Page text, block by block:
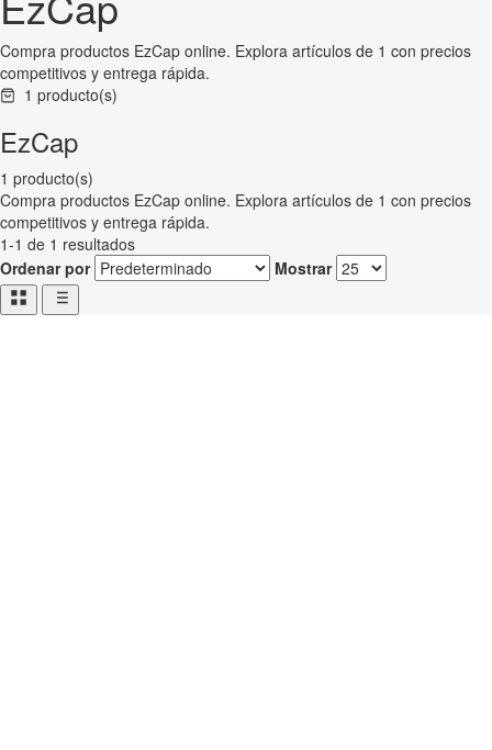
Compra productos EzCap online. Explora artículos de 1 con precios
competitivos y entrega rápida.
1 producto(s)
EzCap
1 producto(s)
Compra productos EzCap online. Explora artículos de 1 con precios
competitivos y entrega rápida.
1-1 de 1 resultados
Ordenar por
Mostrar